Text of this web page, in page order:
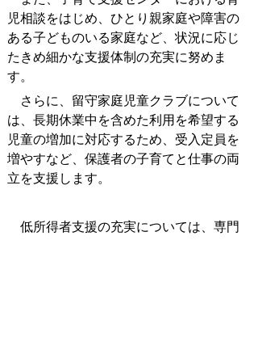
児相談をはじめ、ひとり親家庭や障害の
ある子どものいる家庭など、状況に応じ
たきめ細かな支援体制の充実に努めま
す。
さらに、留守家庭児童クラブについて
は、長期休業中を含めた利用を希望する
児童の増加に対応するため、受入定員を
増やすなど、保護者の子育てと仕事の両
立を支援します。
低所得者支援の充実については、専門